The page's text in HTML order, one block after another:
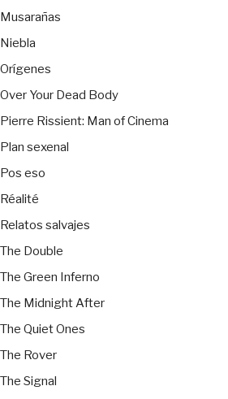
Musarañas
Niebla
Orígenes
Over Your Dead Body
Pierre Rissient: Man of Cinema
Plan sexenal
Pos eso
Réalité
Relatos salvajes
The Double
The Green Inferno
The Midnight After
The Quiet Ones
The Rover
The Signal